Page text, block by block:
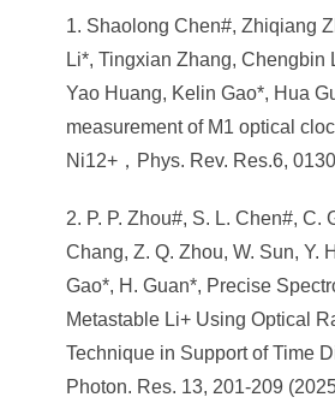
1. Shaolong Chen#, Zhiqiang
Li*, Tingxian Zhang, Chengbin
Yao Huang, Kelin Gao*, Hua
measurement of M1 optical
Ni12+，Phys. Rev. Res.6,
2. P. P. Zhou#, S. L. Chen#, C.
Chang, Z. Q. Zhou, W. Sun, Y.
Gao*, H. Guan*, Precise
Metastable Li+ Using Optical
Technique in Support of Time
Photon. Res. 13, 201-209